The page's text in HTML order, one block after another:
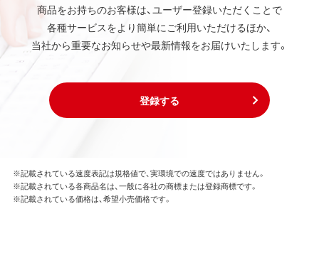
商品をお持ちのお客様は、ユーザー登録いただくことで
各種サービスをより簡単にご利用いただけるほか、
当社から重要なお知らせや最新情報をお届けいたします。
登録する
※記載されている速度表記は規格値で、実環境での速度ではありません。
※記載されている各商品名は、一般に各社の商標または登録商標です。
※記載されている価格は、希望小売価格です。